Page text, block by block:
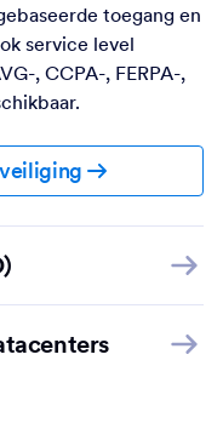
toegang en
service level
, CCPA-, FERPA-,